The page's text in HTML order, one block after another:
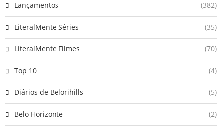
Lançamentos (382)
LiteralMente Séries (35)
LiteralMente Filmes (70)
Top 10 (4)
Diários de Belorihills (5)
Belo Horizonte (2)